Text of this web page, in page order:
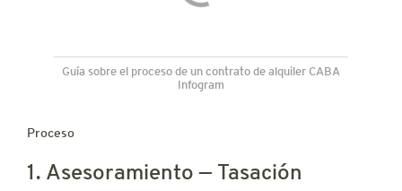
Guía sobre el proceso de un contrato de alquiler CABA
Infogram
Proceso
1. Asesoramiento — Tasación